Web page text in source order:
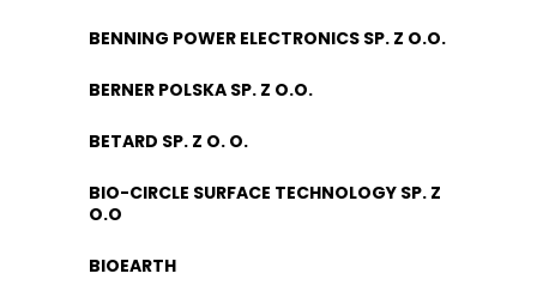
BENNING POWER ELECTRONICS SP. Z O.O.
BERNER POLSKA SP. Z O.O.
BETARD SP. Z O. O.
BIO-CIRCLE SURFACE TECHNOLOGY SP. Z
O.O
BIOEARTH